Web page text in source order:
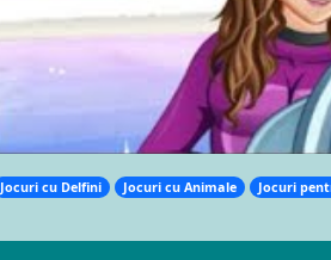
Jocuri cu Delfini Jocuri cu Animale Jocuri